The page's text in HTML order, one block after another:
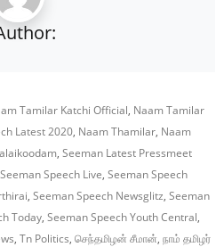
Tamilar Katchi Official, Naam Tamilar
Latest 2020, Naam Thamilar, Naam
, Seeman Latest Pressmeet
Seeman Speech Live, Seeman Speech
, Seeman Speech Newsglitz, Seeman
Today, Seeman Speech Youth Central,
, Tn Politics, செந்தமிழன் சீமான், நாம் தமிழர்